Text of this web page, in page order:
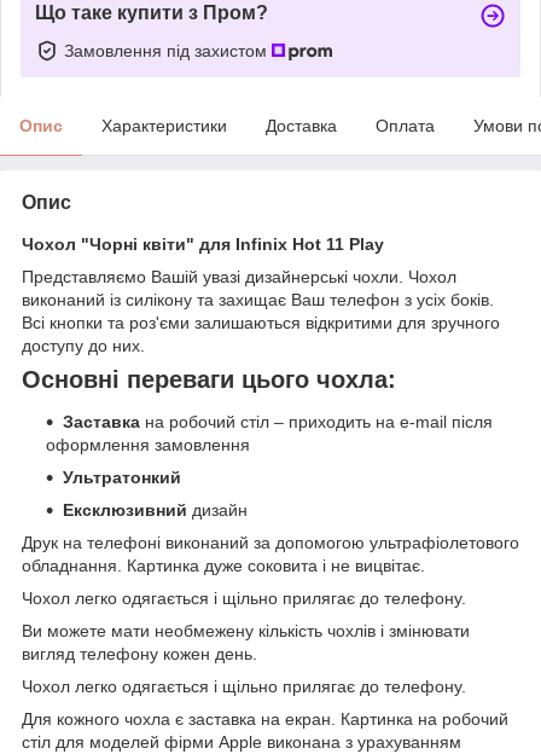
Що таке купити з Пром?
Замовлення під захистом
Опис Характеристики Доставка Оплата Умови
Опис
Чохол "Чорні квіти" для Infinix Hot 11 Play
Представляємо Вашій увазі дизайнерські чохли. Чохол
виконаний із силікону та захищає Ваш телефон з усіх боків.
Всі кнопки та роз'єми залишаються відкритими для зручного
доступу до них.
Основні переваги цього чохла:
Заставка на робочий стіл – приходить на e-mail після
оформлення замовлення
Ультратонкий
Ексклюзивний дизайн
Друк на телефоні виконаний за допомогою ультрафіолетового
обладнання. Картинка дуже соковита і не вицвітає.
Чохол легко одягається і щільно прилягає до телефону.
Ви можете мати необмежену кількість чохлів і змінювати
вигляд телефону кожен день.
Чохол легко одягається і щільно прилягає до телефону.
Для кожного чохла є заставка на екран. Картинка на робочий
стіл для моделей фірми Apple виконана з урахуванням